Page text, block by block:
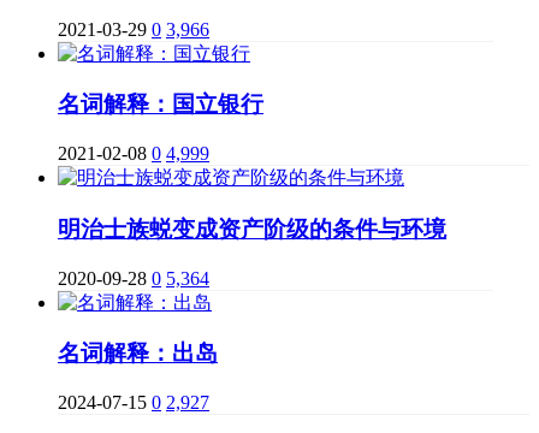
2021-03-29 0 3,966
名词解释：国立银行
2021-02-08 0 4,999
明治士族蜕变成资产阶级的条件与环境
2020-09-28 0 5,364
名词解释：出岛
2024-07-15 0 2,927